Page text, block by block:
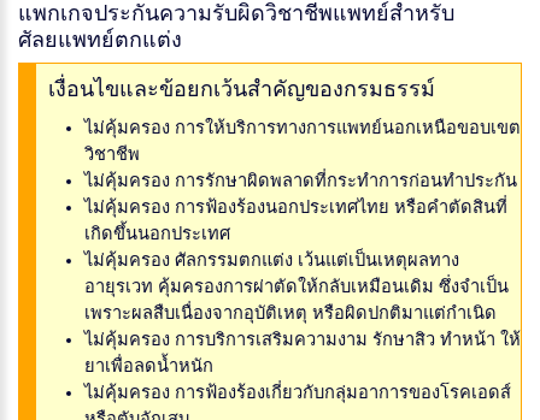
แพกเกจประกันความรับผิดวิชาชีพแพทย์สำหรับ
ศัลยแพทย์ตกแต่ง
เงื่อนไขและข้อยกเว้นสำคัญของกรมธรรม์
ไม่คุ้มครอง การให้บริการทางการแพทย์นอกเหนือขอบเขต
วิชาชีพ
ไม่คุ้มครอง การรักษาผิดพลาดที่กระทำการก่อนทำประกัน
ไม่คุ้มครอง การฟ้องร้องนอกประเทศไทย หรือคำตัดสินที่
เกิดขึ้นนอกประเทศ
ไม่คุ้มครอง ศัลกรรมตกแต่ง เว้นแต่เป็นเหตุผลทาง
อายุรเวท คุ้มครองการผ่าตัดให้กลับเหมือนเดิม ซึ่งจำเป็น
เพราะผลสืบเนื่องจากอุบัติเหตุ หรือผิดปกติมาแต่กำเนิด
ไม่คุ้มครอง การบริการเสริมความงาม รักษาสิว ทำหน้า ให้
ยาเพื่อลดน้ำหนัก
ไม่คุ้มครอง การฟ้องร้องเกี่ยวกับกลุ่มอาการของโรคเอดส์